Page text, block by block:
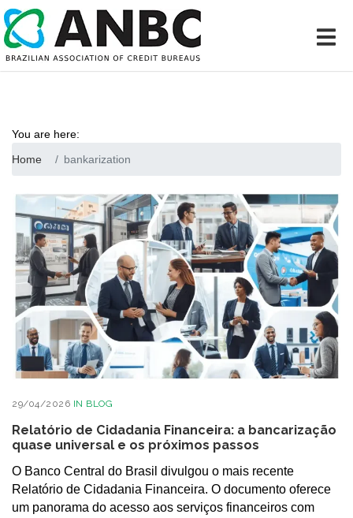
You are here:
Home
bankarization
29/04/2026 IN BLOG
Relatório de Cidadania Financeira: a bancarização
quase universal e os próximos passos
O Banco Central do Brasil divulgou o mais recente
Relatório de Cidadania Financeira. O documento oferece
um panorama do acesso aos serviços financeiros com